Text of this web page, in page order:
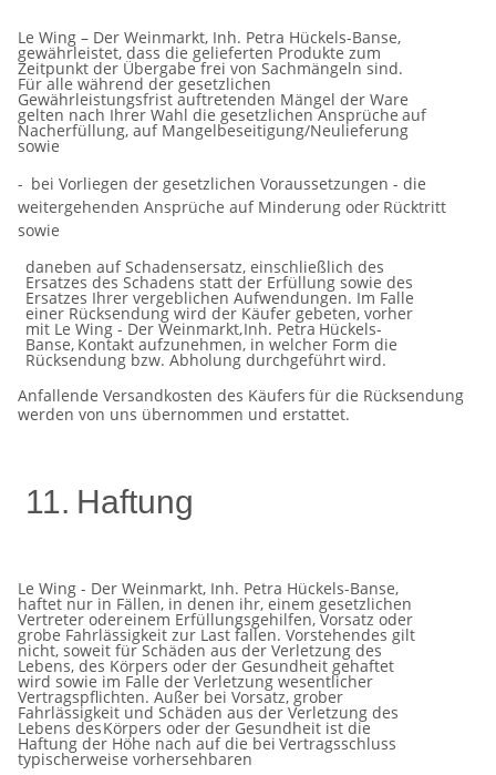
Le Wing – Der Weinmarkt, Inh. Petra Hückels-Banse,
gewährleistet, dass die gelieferten Produkte zum
Zeitpunkt der Übergabe frei von Sachmängeln sind.
Für alle während der gesetzlichen
Gewährleistungsfrist auftretenden Mängel der Ware
gelten nach Ihrer Wahl die gesetzlichen Ansprüche auf
Nacherfüllung, auf Mangelbeseitigung/Neulieferung
sowie
- bei Vorliegen der gesetzlichen Voraussetzungen - die
weitergehenden Ansprüche auf Minderung oder Rücktritt
sowie
daneben auf Schadensersatz, einschließlich des
Ersatzes des Schadens statt der Erfüllung sowie des
Ersatzes Ihrer vergeblichen Aufwendungen. Im Falle
einer Rücksendung wird der Käufer gebeten, vorher
mit Le Wing - Der Weinmarkt,Inh. Petra Hückels-
Banse, Kontakt aufzunehmen, in welcher Form die
Rücksendung bzw. Abholung durchgeführt wird.
Anfallende Versandkosten des Käufers für die Rücksendung
werden von uns übernommen und erstattet.
11. Haftung
Le Wing - Der Weinmarkt, Inh. Petra Hückels-Banse,
haftet nur in Fällen, in denen ihr, einem gesetzlichen
Vertreter odereinem Erfüllungsgehilfen, Vorsatz oder
grobe Fahrlässigkeit zur Last fallen. Vorstehendes gilt
nicht, soweit für Schäden aus der Verletzung des
Lebens, des Körpers oder der Gesundheit gehaftet
wird sowie im Falle der Verletzung wesentlicher
Vertragspflichten. Außer bei Vorsatz, grober
Fahrlässigkeit und Schäden aus der Verletzung des
Lebens desKörpers oder der Gesundheit ist die
Haftung der Höhe nach auf die bei Vertragsschluss
typischerweise vorhersehbaren